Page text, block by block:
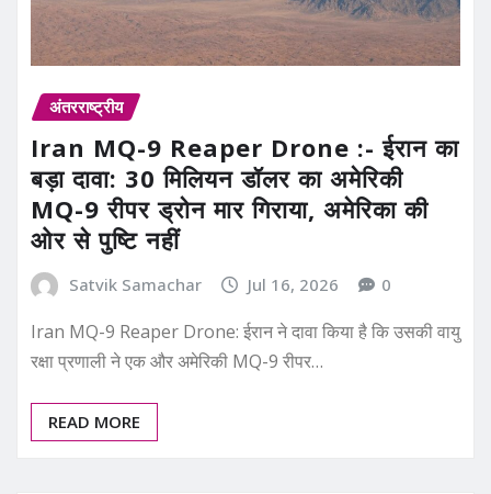
अंतरराष्ट्रीय
Iran MQ-9 Reaper Drone :- ईरान का
बड़ा दावा: 30 मिलियन डॉलर का अमेरिकी
MQ-9 रीपर ड्रोन मार गिराया, अमेरिका की
ओर से पुष्टि नहीं
Satvik Samachar Jul 16, 2026 0
Iran MQ-9 Reaper Drone: ईरान ने दावा किया है कि उसकी वायु
रक्षा प्रणाली ने एक और अमेरिकी MQ-9 रीपर…
READ MORE